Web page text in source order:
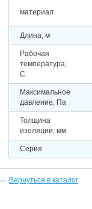
материал
Длина, м
Рабочая
температура,
C
Максимальное
давление, Па
Толщина
изоляции, мм
Серия
Вернуться в каталог